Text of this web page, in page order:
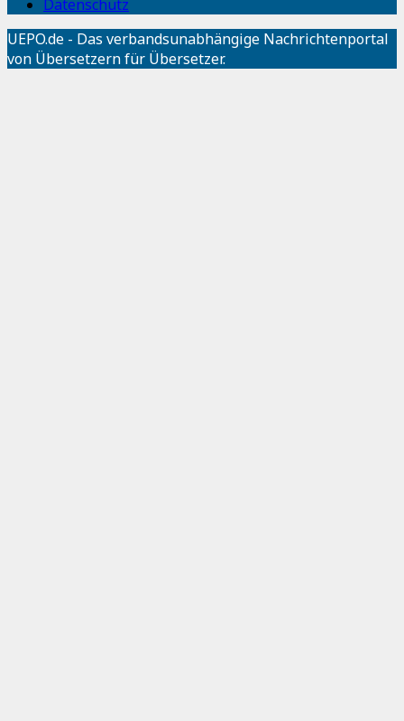
Datenschutz
UEPO.de - Das verbandsunabhängige Nachrichtenportal
von Übersetzern für Übersetzer.